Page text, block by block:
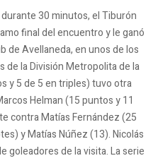
30 minutos, el Tiburón
final del encuentro y le ganó
de Avellaneda, en unos de los
la División Metropolita de la
y 5 de 5 en triples) tuvo otra
Helman (15 puntos y 11
contra Matías Fernández (25
y Matías Núñez (13). Nicolás
goleadores de la visita. La serie